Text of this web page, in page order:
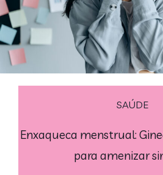
SAÚDE
Enxaqueca menstrual:
para amenizar